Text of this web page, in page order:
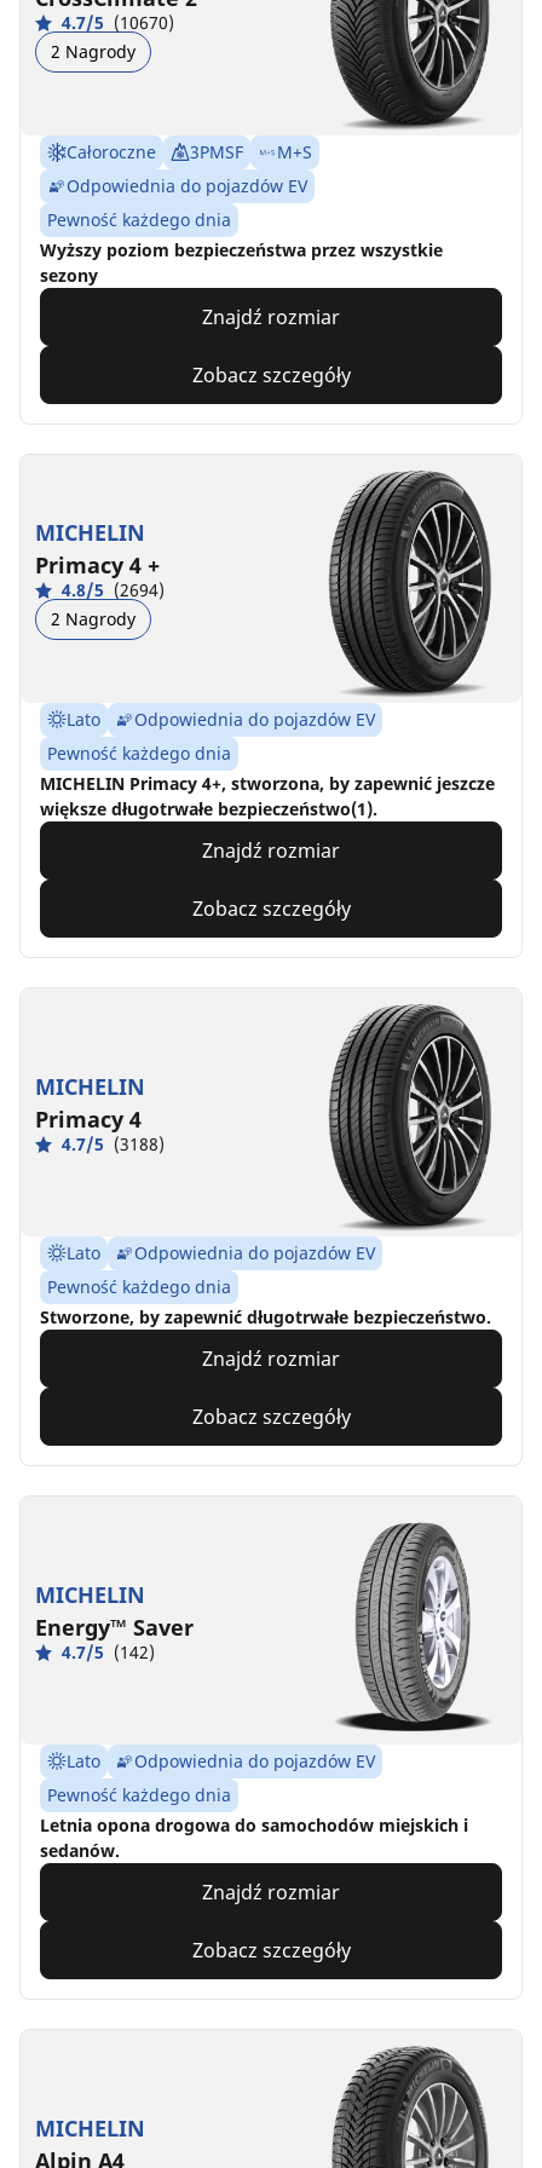
4.7/5 (10670)
2 Nagrody
Całoroczne 3PMSF
M+S
Odpowiednia do pojazdów EV
Pewność każdego dnia
Wyższy poziom bezpieczeństwa przez wszystkie
sezony
Znajdź rozmiar
Zobacz szczegóły
MICHELIN
Primacy 4 +
4.8/5 (2694)
2 Nagrody
Lato
Odpowiednia do pojazdów EV
Pewność każdego dnia
MICHELIN Primacy 4+, stworzona, by zapewnić jeszcze
większe długotrwałe bezpieczeństwo(1).
Znajdź rozmiar
Zobacz szczegóły
MICHELIN
Primacy 4
4.7/5 (3188)
Lato
Odpowiednia do pojazdów EV
Pewność każdego dnia
Stworzone, by zapewnić długotrwałe bezpieczeństwo.
Znajdź rozmiar
Zobacz szczegóły
MICHELIN
Energy™ Saver
4.7/5 (142)
Lato
Odpowiednia do pojazdów EV
Pewność każdego dnia
Letnia opona drogowa do samochodów miejskich i
sedanów.
Znajdź rozmiar
Zobacz szczegóły
MICHELIN
Alpin A4